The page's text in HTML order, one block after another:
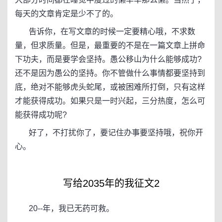
每天的文章肯定是少不了的。
告诉你，在写文章的时候一定要精心哦，不求数
量，但求质量。但是，最重要的不是在一篇文章上拼命
下功夫，而是要学会坚持。愚公移山为什么能够成功?
还不是因为愚公的坚持。你不管做什么事情都要坚持到
底，绝对不能够虎头蛇尾，或被困难所打倒，只有这样
才能获得成功。如果只是一时兴起，三分热度，怎么可
能获得成功呢?
好了，不打扰你了，要记住办事要坚持哦，祝你开
心。
写给2035年的我征文2
20--年，我已无药可救。